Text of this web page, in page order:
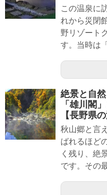
この温泉に
れから災閉
野リゾート
す。当時は
絶景と自
「雄川閣
【長野県の
秋山郷と言
ばれるほど
く残り、絶
です。その